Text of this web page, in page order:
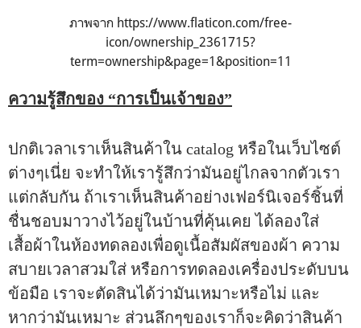
ภาพจาก https://www.flaticon.com/free-
icon/ownership_2361715?
term=ownership&page=1&position=11
ความรู้สึกของ “การเป็นเจ้าของ”
ปกติเวลาเราเห็นสินค้าใน catalog หรือในเว็บไซต์
ต่างๆเนี่ย จะทำให้เรารู้สึกว่ามันอยู่ไกลจากตัวเรา
แต่กลับกัน ถ้าเราเห็นสินค้าอย่างเฟอร์นิเจอร์ชิ้นที่
ชื่นชอบมาวางไว้อยู่ในบ้านที่คุ้นเคย ได้ลองใส่
เสื้อผ้าในห้องทดลองเพื่อดูเนื้อสัมผัสของผ้า ความ
สบายเวลาสวมใส่ หรือการทดลองเครื่องประดับบน
ข้อมือ เราจะตัดสินได้ว่ามันเหมาะหรือไม่ และ
หากว่ามันเหมาะ ส่วนลึกๆของเราก็จะคิดว่าสินค้า